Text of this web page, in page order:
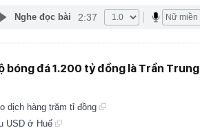
Nghe đọc bài 2:37
đá 1.200 tỷ đồng là Trần Trung
dịch hàng trăm tỉ đồng
USD ở Huế